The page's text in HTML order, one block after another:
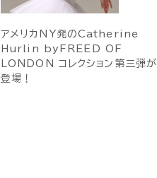
アメリカNY発のCatherine
Hurlin byFREED OF
LONDON コレクション第三弾が
登場！